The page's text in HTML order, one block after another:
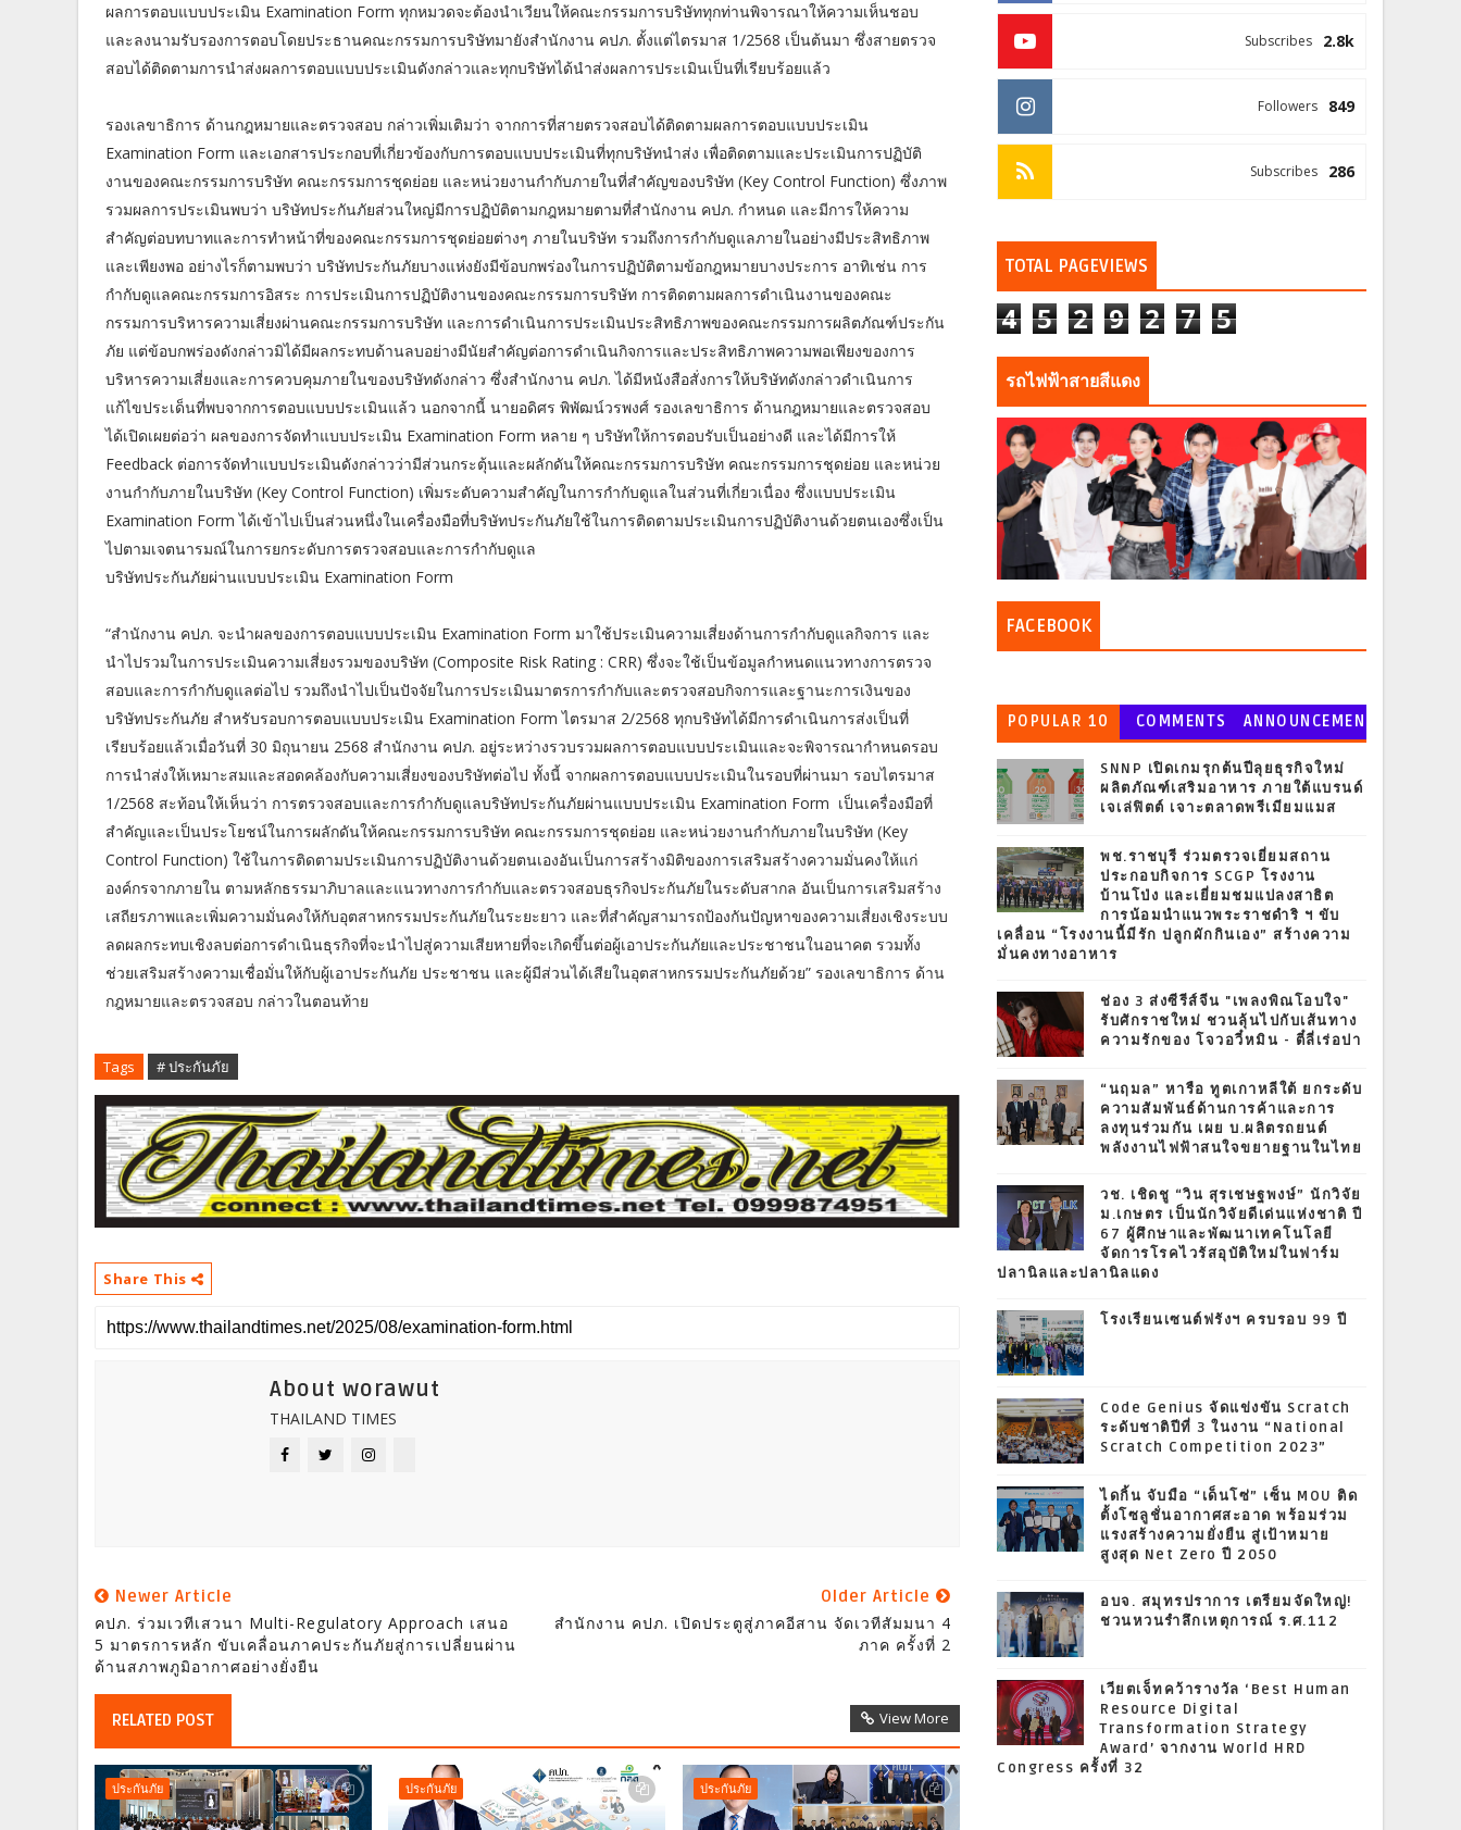
ผลการตอบแบบประเมิน Examination Form ทุกหมวดจะต้องนำเวียนให้คณะกรรมการบริษัททุกท่านพิจารณาให้ความเห็นชอบ
และลงนามรับรองการตอบโดยประธานคณะกรรมการบริษัทมายังสำนักงาน คปภ. ตั้งแต่ไตรมาส 1/2568 เป็นต้นมา ซึ่งสายตรวจ
สอบได้ติดตามการนำส่งผลการตอบแบบประเมินดังกล่าวและทุกบริษัทได้นำส่งผลการประเมินเป็นที่เรียบร้อยแล้ว
รองเลขาธิการ ด้านกฎหมายและตรวจสอบ กล่าวเพิ่มเติมว่า จากการที่สายตรวจสอบได้ติดตามผลการตอบแบบประเมิน
Examination Form และเอกสารประกอบที่เกี่ยวข้องกับการตอบแบบประเมินที่ทุกบริษัทนำส่ง เพื่อติดตามและประเมินการปฏิบัติ
งานของคณะกรรมการบริษัท คณะกรรมการชุดย่อย และหน่วยงานกำกับภายในที่สำคัญของบริษัท (Key Control Function) ซึ่งภาพ
รวมผลการประเมินพบว่า บริษัทประกันภัยส่วนใหญ่มีการปฏิบัติตามกฎหมายตามที่สำนักงาน คปภ. กำหนด และมีการให้ความ
สำคัญต่อบทบาทและการทำหน้าที่ของคณะกรรมการชุดย่อยต่างๆ ภายในบริษัท รวมถึงการกำกับดูแลภายในอย่างมีประสิทธิภาพ
และเพียงพอ อย่างไรก็ตามพบว่า บริษัทประกันภัยบางแห่งยังมีข้อบกพร่องในการปฏิบัติตามข้อกฎหมายบางประการ อาทิเช่น การ
กำกับดูแลคณะกรรมการอิสระ การประเมินการปฏิบัติงานของคณะกรรมการบริษัท การติดตามผลการดำเนินงานของคณะ
กรรมการบริหารความเสี่ยงผ่านคณะกรรมการบริษัท และการดำเนินการประเมินประสิทธิภาพของคณะกรรมการผลิตภัณฑ์ประกัน
ภัย แต่ข้อบกพร่องดังกล่าวมิได้มีผลกระทบด้านลบอย่างมีนัยสำคัญต่อการดำเนินกิจการและประสิทธิภาพความพอเพียงของการ
บริหารความเสี่ยงและการควบคุมภายในของบริษัทดังกล่าว ซึ่งสำนักงาน คปภ. ได้มีหนังสือสั่งการให้บริษัทดังกล่าวดำเนินการ
แก้ไขประเด็นที่พบจากการตอบแบบประเมินแล้ว นอกจากนี้ นายอดิศร พิพัฒน์วรพงศ์ รองเลขาธิการ ด้านกฎหมายและตรวจสอบ
ได้เปิดเผยต่อว่า ผลของการจัดทำแบบประเมิน Examination Form หลาย ๆ บริษัทให้การตอบรับเป็นอย่างดี และได้มีการให้
Feedback ต่อการจัดทำแบบประเมินดังกล่าวว่ามีส่วนกระตุ้นและผลักดันให้คณะกรรมการบริษัท คณะกรรมการชุดย่อย และหน่วย
งานกำกับภายในบริษัท (Key Control Function) เพิ่มระดับความสำคัญในการกำกับดูแลในส่วนที่เกี่ยวเนื่อง ซึ่งแบบประเมิน
Examination Form ได้เข้าไปเป็นส่วนหนึ่งในเครื่องมือที่บริษัทประกันภัยใช้ในการติดตามประเมินการปฏิบัติงานด้วยตนเองซึ่งเป็น
ไปตามเจตนารมณ์ในการยกระดับการตรวจสอบและการกำกับดูแล
บริษัทประกันภัยผ่านแบบประเมิน Examination Form
“สำนักงาน คปภ. จะนำผลของการตอบแบบประเมิน Examination Form มาใช้ประเมินความเสี่ยงด้านการกำกับดูแลกิจการ และ
นำไปรวมในการประเมินความเสี่ยงรวมของบริษัท (Composite Risk Rating : CRR) ซึ่งจะใช้เป็นข้อมูลกำหนดแนวทางการตรวจ
สอบและการกำกับดูแลต่อไป รวมถึงนำไปเป็นปัจจัยในการประเมินมาตรการกำกับและตรวจสอบกิจการและฐานะการเงินของ
บริษัทประกันภัย สำหรับรอบการตอบแบบประเมิน Examination Form ไตรมาส 2/2568 ทุกบริษัทได้มีการดำเนินการส่งเป็นที่
เรียบร้อยแล้วเมื่อวันที่ 30 มิถุนายน 2568 สำนักงาน คปภ. อยู่ระหว่างรวบรวมผลการตอบแบบประเมินและจะพิจารณากำหนดรอบ
การนำส่งให้เหมาะสมและสอดคล้องกับความเสี่ยงของบริษัทต่อไป ทั้งนี้ จากผลการตอบแบบประเมินในรอบที่ผ่านมา รอบไตรมาส
1/2568 สะท้อนให้เห็นว่า การตรวจสอบและการกำกับดูแลบริษัทประกันภัยผ่านแบบประเมิน Examination Form เป็นเครื่องมือที่
สำคัญและเป็นประโยชน์ในการผลักดันให้คณะกรรมการบริษัท คณะกรรมการชุดย่อย และหน่วยงานกำกับภายในบริษัท (Key
Control Function) ใช้ในการติดตามประเมินการปฏิบัติงานด้วยตนเองอันเป็นการสร้างมิติของการเสริมสร้างความมั่นคงให้แก่
องค์กรจากภายใน ตามหลักธรรมาภิบาลและแนวทางการกำกับและตรวจสอบธุรกิจประกันภัยในระดับสากล อันเป็นการเสริมสร้าง
เสถียรภาพและเพิ่มความมั่นคงให้กับอุตสาหกรรมประกันภัยในระยะยาว และที่สำคัญสามารถป้องกันปัญหาของความเสี่ยงเชิงระบบ
ลดผลกระทบเชิงลบต่อการดำเนินธุรกิจที่จะนำไปสู่ความเสียหายที่จะเกิดขึ้นต่อผู้เอาประกันภัยและประชาชนในอนาคต รวมทั้ง
ช่วยเสริมสร้างความเชื่อมั่นให้กับผู้เอาประกันภัย ประชาชน และผู้มีส่วนได้เสียในอุตสาหกรรมประกันภัยด้วย” รองเลขาธิการ ด้าน
กฎหมายและตรวจสอบ กล่าวในตอนท้าย
Tags # ประกันภัย
Share This
About worawut
THAILAND TIMES
Newer Article
คปภ. ร่วมเวทีเสวนา Multi-Regulatory Approach เสนอ
5 มาตรการหลัก ขับเคลื่อนภาคประกันภัยสู่การเปลี่ยนผ่าน
ด้านสภาพภูมิอากาศอย่างยั่งยืน
Older Article
สำนักงาน คปภ. เปิดประตูสู่ภาคอีสาน จัดเวทีสัมมนา 4
ภาค ครั้งที่ 2
RELATED POST View More
ประกันภัย ประกันภัย ประกันภัย
2.8k
Subscribes
849
Followers
286
Subscribes
TOTAL PAGEVIEWS
4 5 2 9 2 7 5
รถไฟฟ้าสายสีแดง
FACEBOOK
POPULAR 10 COMMENTS
ANNOUNCEMEN
T
SNNP เปิดเกมรุกต้นปีลุยธุรกิจใหม่
ผลิตภัณฑ์เสริมอาหาร ภายใต้แบรนด์
เจเล่ฟิตต์ เจาะตลาดพรีเมียมแมส
พช.ราชบุรี ร่วมตรวจเยี่ยมสถาน
ประกอบกิจการ SCGP โรงงาน
บ้านโป่ง และเยี่ยมชมแปลงสาธิต
การน้อมนำแนวพระราชดำริ ฯ ขับ
เคลื่อน “โรงงานนี้มีรัก ปลูกผักกินเอง” สร้างความ
มั่นคงทางอาหาร
ช่อง 3 ส่งซีรีส์จีน "เพลงพิณโอบใจ"
รับศักราชใหม่ ชวนลุ้นไปกับเส้นทาง
ความรักของ โจวอวี๋หมิน - ตี๋ลี่เร่อปา
“นฤมล” หารือ ทูตเกาหลีใต้ ยกระดับ
ความสัมพันธ์ด้านการค้าและการ
ลงทุนร่วมกัน เผย บ.ผลิตรถยนต์
พลังงานไฟฟ้าสนใจขยายฐานในไทย
วช. เชิดชู “วิน สุรเชษฐพงษ์” นักวิจัย
ม.เกษตร เป็นนักวิจัยดีเด่นแห่งชาติ ปี
67 ผู้ศึกษาและพัฒนาเทคโนโลยี
จัดการโรคไวรัสอุบัติใหม่ในฟาร์ม
ปลานิลและปลานิลแดง
โรงเรียนเซนต์ฟรังฯ ครบรอบ 99 ปี
Code Genius จัดแข่งขัน Scratch
ระดับชาติปีที่ 3 ในงาน “National
Scratch Competition 2023”
ไดกิ้น จับมือ “เด็นโซ่” เซ็น MOU ติด
ตั้งโซลูชั่นอากาศสะอาด พร้อมร่วม
แรงสร้างความยั่งยืน สู่เป้าหมาย
สูงสุด Net Zero ปี 2050
อบจ. สมุทรปราการ เตรียมจัดใหญ่!
ชวนหวนรำลึกเหตุการณ์ ร.ศ.112
เวียตเจ็ทคว้ารางวัล ‘Best Human
Resource Digital
Transformation Strategy
Award’ จากงาน World HRD
Congress ครั้งที่ 32